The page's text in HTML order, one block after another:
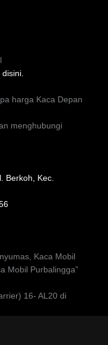
disini.
harga Kaca Depan
menghubungi
Berkoh, Kec.
Kaca Mobil
Mobil Purbalingga”
16- AL20 di